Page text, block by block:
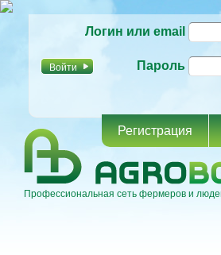
основному
Логин или email
Пароль
Регистрация
Профессиональная сеть фермеров и